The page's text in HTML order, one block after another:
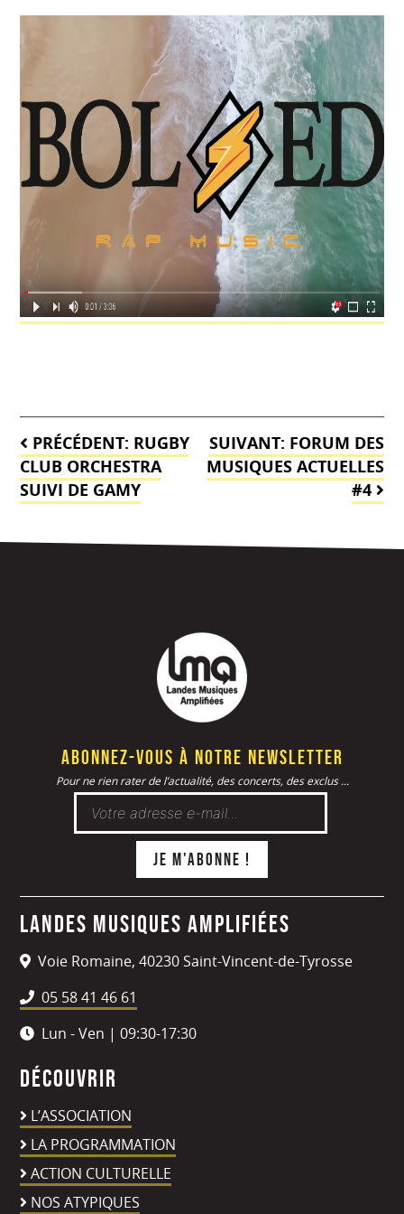
Navigation
de
l’article
PRÉCÉDENT: RUGBY
CLUB ORCHESTRA
SUIVI DE GAMY
SUIVANT: FORUM DES
MUSIQUES ACTUELLES
#4
Abonnez-vous à notre newsletter
Pour ne rien rater de l’actualité, des concerts, des exclus ...
Landes Musiques Amplifiées
Voie Romaine, 40230 Saint-Vincent-de-Tyrosse
05 58 41 46 61
Lun - Ven | 09:30-17:30
Découvrir
L’ASSOCIATION
LA PROGRAMMATION
ACTION CULTURELLE
NOS ATYPIQUES